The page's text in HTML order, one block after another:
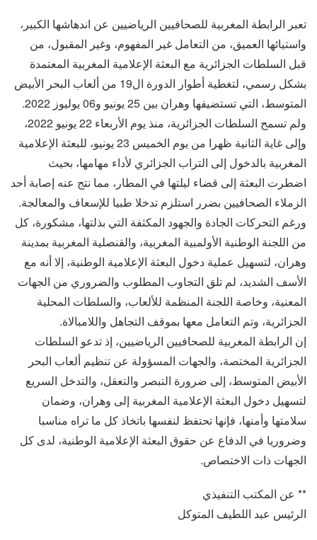
تعبر الرابطة المغربية للصحافيين الرياضيين عن اندهاشها الكبير،
واستيائها العميق، من التعامل غير المفهوم، وغير المقبول، من
قبل السلطات الجزائرية مع البعثة الإعلامية المغربية المعتمدة
بشكل رسمي، لتغطية أطوار الدورة ال19 من ألعاب البحر الأبيض
المتوسط، التي تستضيفها وهران بين 25 يونيو و06 يوليوز 2022.
ولم تسمح السلطات الجزائرية، منذ يوم الأربعاء 22 يونيو 2022،
وإلى غاية الثانية ظهرا من يوم الخميس 23 يونيو، للبعثة الإعلامية
المغربية بالدخول إلى التراب الجزائري لأداء مهامها، بحيث
اضطرت البعثة إلى قضاء ليلتها في المطار، مما نتج عنه إصابة أحد
الزملاء الصحافيين بضرر استلزم تدخلا طبيا للإسعاف والمعالجة.
ورغم التحركات الجادة والجهود المكثفة التي بذلتها، مشكورة، كل
من اللجنة الوطنية الأولمبية المغربية، والقنصلية المغربية بمدينة
وهران، لتسهيل عملية دخول البعثة الإعلامية الوطنية، إلا أنه مع
الأسف الشديد، لم تلق التجاوب المطلوب والضروري من الجهات
المعنية، وخاصة اللجنة المنظمة للألعاب، والسلطات المحلية
الجزائرية، وتم التعامل معها بموقف التجاهل واللامبالاة.
إن الرابطة المغربية للصحافيين الرياضيين، إذ تدعو السلطات
الجزائرية المختصة، والجهات المسؤولة عن تنظيم ألعاب البحر
الأبيض المتوسط، إلى ضرورة التبصر والتعقل، والتدخل السريع
لتسهيل دخول البعثة الإعلامية المغربية إلى وهران، وضمان
سلامتها وأمنها، فإنها تحتفظ لنفسها باتخاذ كل ما تراه مناسبا
وضروريا في الدفاع عن حقوق البعثة الإعلامية الوطنية، لدى كل
الجهات ذات الاختصاص.
** عن المكتب التنفيذي
الرئيس عبد اللطيف المتوكل